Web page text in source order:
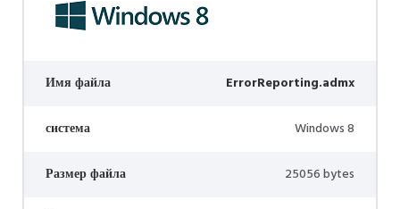
Имя файла ErrorReporting.admx
система Windows 8
Размер файла 25056 bytes